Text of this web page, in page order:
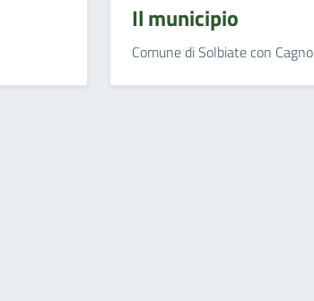
Il municipio
Comune di Solbiate con Cagno